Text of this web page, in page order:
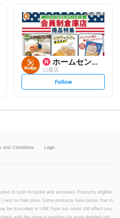
l
o
w
ホームセンター グッデイ
山鹿店
s
t
Follow
and Conditions Login
or both included and excluded. Products eligible
next to their price. Some products have prices that in
be truncated in LINE Flyer but could still affect you
with the store in question for more detailed pric